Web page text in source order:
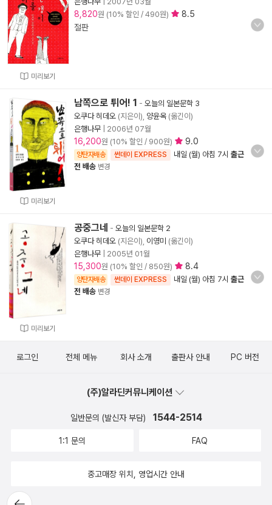
미리보기
8,820원 (10% 할인 / 490원)
8.5
절판
미리보기
남쪽으로 튀어! 1 - 오늘의 일본문학 3
오쿠다 히데오 (지은이), 양윤옥 (옮긴이)
은행나무
2006년 07월
16,200원 (10% 할인 / 900원) 9.0
양탄자배송 썬데이 EXPRESS 내일 (월) 아침 7시 출근
전 배송 변경
미리보기
공중그네 - 오늘의 일본문학 2
오쿠다 히데오 (지은이), 이영미 (옮긴이)
은행나무
2005년 01월
15,300원 (10% 할인 / 850원) 8.4
양탄자배송 썬데이 EXPRESS 내일 (월) 아침 7시 출근
전 배송 변경
뒤로가
로그인 전체 메뉴 회사 소개 출판사 안내 PC 버전
(주)알라딘커뮤니케이션
일반문의 (발신자 부담) 1544-2514
1:1 문의 FAQ
중고매장 위치, 영업시간 안내